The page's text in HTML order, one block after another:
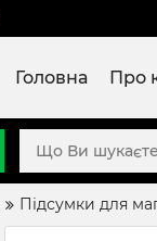
Головна Про
Підсумки для